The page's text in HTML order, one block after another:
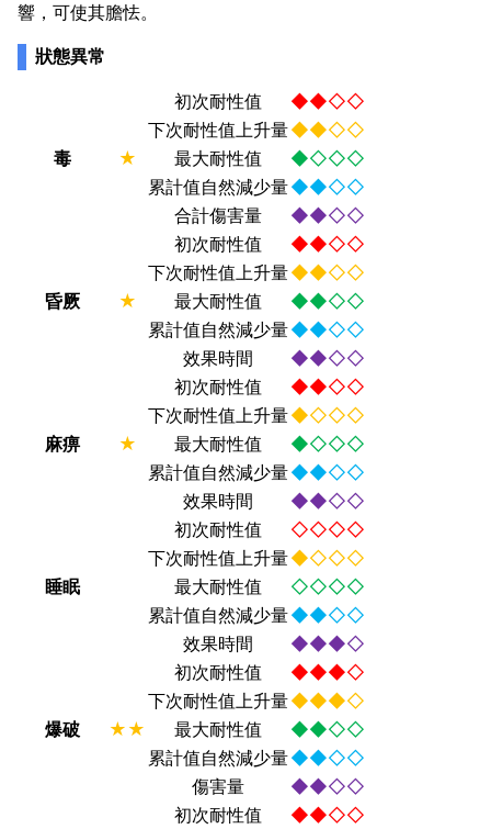
響，可使其膽怯。
狀態異常
毒 ★
初次耐性值
◆◆◇◇
下次耐性值上升量◆◆◇◇
最大耐性值
◆◇◇◇
累計值自然減少量◆◆◇◇
合計傷害量
◆◆◇◇
昏厥 ★
初次耐性值
◆◆◇◇
下次耐性值上升量◆◆◇◇
最大耐性值
◆◆◇◇
累計值自然減少量◆◆◇◇
效果時間
◆◆◇◇
麻痹 ★
初次耐性值
◆◆◇◇
下次耐性值上升量◆◇◇◇
最大耐性值
◆◇◇◇
累計值自然減少量◆◆◇◇
效果時間
◆◆◇◇
睡眠
初次耐性值
◇◇◇◇
下次耐性值上升量◆◇◇◇
最大耐性值
◇◇◇◇
累計值自然減少量◆◆◇◇
效果時間
◆◆◆◇
爆破 ★★
初次耐性值
◆◆◆◇
下次耐性值上升量◆◆◆◇
最大耐性值
◆◆◇◇
累計值自然減少量◆◆◇◇
傷害量
◆◆◇◇
初次耐性值
◆◆◇◇